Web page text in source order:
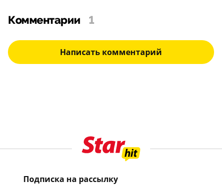
Комментарии 1
Написать комментарий
Подписка на рассылку